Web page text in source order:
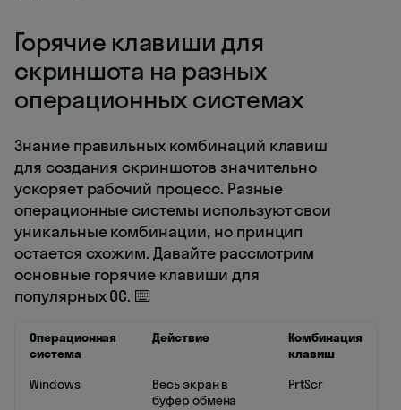
Горячие клавиши для
скриншота на разных
операционных системах
Знание правильных комбинаций клавиш
для создания скриншотов значительно
ускоряет рабочий процесс. Разные
операционные системы используют свои
уникальные комбинации, но принцип
остается схожим. Давайте рассмотрим
основные горячие клавиши для
популярных ОС. ⌨️
Операционная
система
Действие
Комбинация
клавиш
Windows
Весь экран в
буфер обмена
PrtScr